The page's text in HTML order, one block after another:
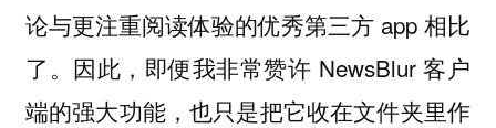
论与更注重阅读体验的优秀第三方 app 相比
了。因此，即便我非常赞许 NewsBlur 客户
端的强大功能，也只是把它收在文件夹里作